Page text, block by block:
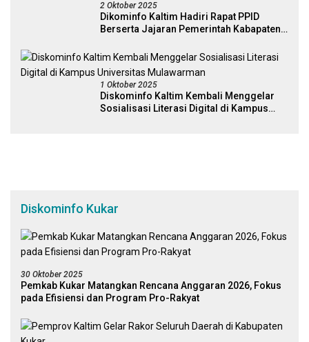
2 Oktober 2025
Dikominfo Kaltim Hadiri Rapat PPID
Berserta Jajaran Pemerintah Kabapaten
1 Oktober 2025
Diskominfo Kaltim Kembali Menggelar
Sosialisasi Literasi Digital di Kampus
Diskominfo Kukar
30 Oktober 2025
Pemkab Kukar Matangkan Rencana Anggaran 2026, Fokus
pada Efisiensi dan Program Pro-Rakyat